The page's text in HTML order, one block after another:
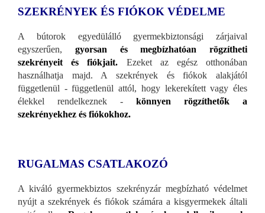
SZEKRÉNYEK ÉS FIÓKOK VÉDELME
A bútorok egyedülálló gyermekbiztonsági zárjaival
egyszerűen, gyorsan és megbízhatóan rögzítheti
szekrényeit és fiókjait. Ezeket az egész otthonában
használhatja majd. A szekrények és fiókok alakjától
függetlenül - függetlenül attól, hogy lekerekített vagy éles
élekkel rendelkeznek - könnyen rögzíthetők a
szekrényekhez és fiókokhoz.
RUGALMAS CSATLAKOZÓ
A kiváló gyermekbiztos szekrényzár megbízható védelmet
nyújt a szekrények és fiókok számára a kisgyermekek általi